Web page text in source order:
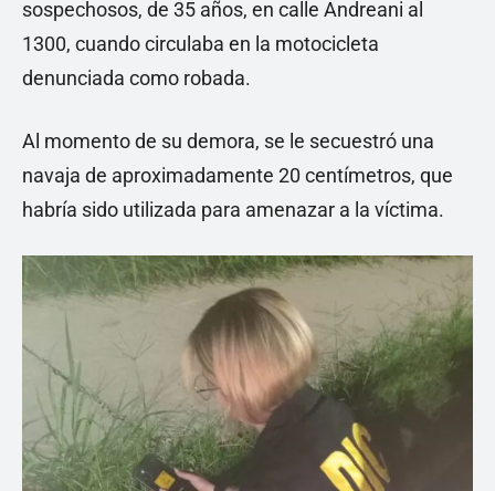
sospechosos, de 35 años, en calle Andreani al
1300, cuando circulaba en la motocicleta
denunciada como robada.
Al momento de su demora, se le secuestró una
navaja de aproximadamente 20 centímetros, que
habría sido utilizada para amenazar a la víctima.